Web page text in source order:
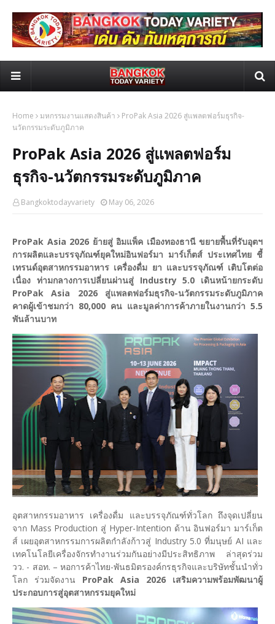
Home มหกรรมงานแสดงสินค้า
ProPak Asia 2026 สู่แพลตฟอร์มธุรกิจ-
นวัตกรรมระดับภูมิภาค
ProPak Asia 2026 สู่แพลตฟอร์ม
ธุรกิจ-นวัตกรรมระดับภูมิภาค
Bangkoktodayvariety May 06, 2026
ProPak Asia 2026 ย้ายสู่ อิมแพ็ค เมืองทองธานี ขยายพื้นที่รับอุตฯ
การผลิตและบรรจุภัณฑ์ยุคใหม่อินฟอร์มา มาร์เก็ตส์ ประเทศไทย ชี้
เทรนด์อุตสาหกรรมอาหาร เครื่องดื่ม ยา และบรรจุภัณฑ์ เติบโตต่อ
เนื่อง ท่ามกลางการเปลี่ยนผ่านสู่ Industry 5.0 เดินหน้ายกระดับ
ProPak Asia 2026 สู่แพลตฟอร์มธุรกิจ-นวัตกรรมระดับภูมิภาค
คาดผู้เข้าชมกว่า 80,000 คน และมูลค่าการค้าภายในงานกว่า 5.5
พันล้านบาท
อุตสาหกรรมอาหาร เครื่องดื่ม และบรรจุภัณฑ์ทั่วโลก ถึงจุดเปลี่ยน
จาก Mass Production สู่ Hyper-Intention ด้าน อินฟอร์มา มาร์เก็ต
ส์ เผยอุตสาหกรรมการผลิตกำลังก้าวสู่ Industry 5.0 ที่มนุษย์ AI และ
เทคโนโลยีเครื่องจักรทำงานร่วมกันอย่างมีประสิทธิภาพ ล่าสุดร่วม
วว. - สอท. – หอการค้าไทย-พันธมิตรองค์กรธุรกิจและบริษัทชั้นนำทั่ว
โลก ร่วมจัดงาน ProPak Asia 2026 เสริมความพร้อมพัฒนาผู้
ประกอบการสู่อุตสาหกรรมยุคใหม่